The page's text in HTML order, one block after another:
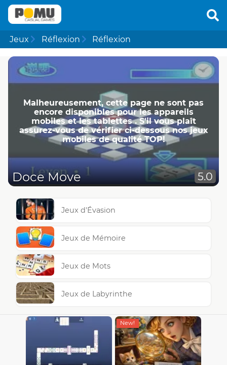
Jeux Réflexion Réflexion
Malheureusement, cette page ne ​​sont pas
encore disponibles pour les appareils
mobiles et les tablettes . S'il vous plaît
assurez-vous de vérifier ci-dessous nos jeux
mobiles de qualité TOP!
Doce Move 5.0
Jeux d'Évasion
Jeux de Mémoire
Jeux de Mots
Jeux de Labyrinthe